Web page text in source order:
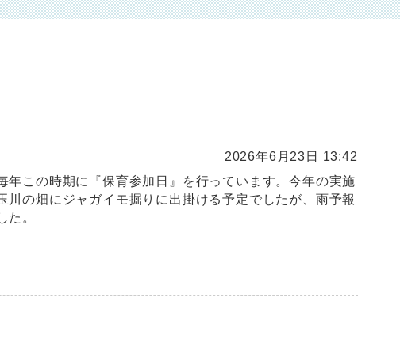
2026年6月23日 13:42
年この時期に『保育参加日』を行っています。今年の実施
川の畑にジャガイモ掘りに出掛ける予定でしたが、雨予報
た。